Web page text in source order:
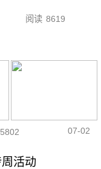
阅读 8619
07-02
活动